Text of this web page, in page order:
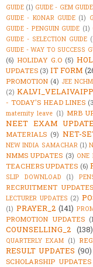
GUIDE (1) GUIDE - GEM GUIDE
GUIDE - KONAR GUIDE (1)
GUIDE - PENGUIN GUIDE (1)
GUIDE - SELECTION GUIDE
GUIDE - WAY TO SUCCESS
(6) HOLIDAY G.O (5)
UPDATES (3) IT FORM
PROMOTION (4) JEE
(2)
- TODAY'S HEAD LINES
maternity leave (1) MRB
NEET EXAM
MATERIALS (9) NET-
NEW INDIA SAMACHAR (1)
NMMS UPDATES (3) ONE
TEACHERS UPDATES (6)
SLIP DOWNLOAD
(1)
RECRUITMENT UPDATES
LECTURER UPDATES (2)
(1) PRAYER_2 (141)
PROMOTION UPDATES
COUNSELLING_2 (138)
QUARTERLY EXAM (1)
RESULT UPDATES (90)
SCHOLARSHIP UPDATES